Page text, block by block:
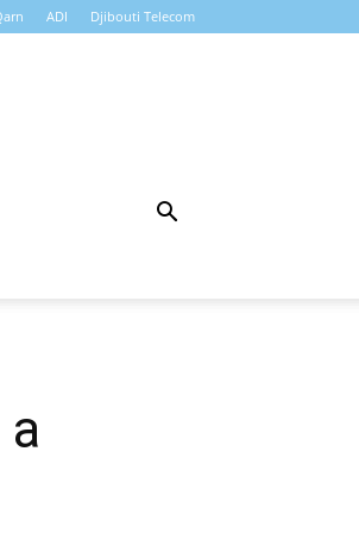
ADI Djibouti Telecom